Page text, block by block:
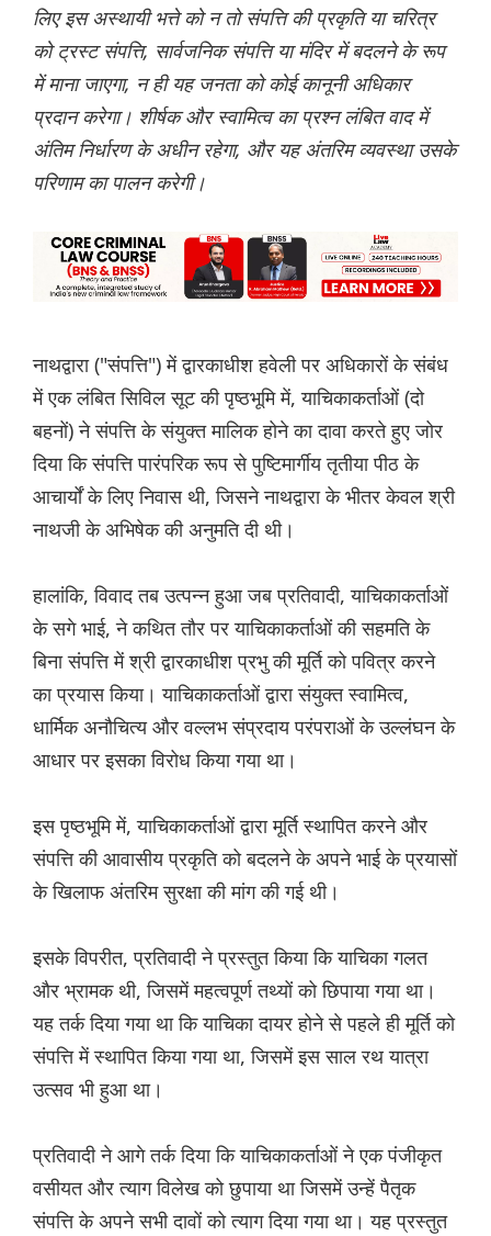
लिए इस अस्थायी भत्ते को न तो संपत्ति की प्रकृति या चरित्र
को ट्रस्ट संपत्ति, सार्वजनिक संपत्ति या मंदिर में बदलने के रूप
में माना जाएगा, न ही यह जनता को कोई कानूनी अधिकार
प्रदान करेगा। शीर्षक और स्वामित्व का प्रश्न लंबित वाद में
अंतिम निर्धारण के अधीन रहेगा, और यह अंतरिम व्यवस्था उसके
परिणाम का पालन करेगी।
नाथद्वारा ("संपत्ति") में द्वारकाधीश हवेली पर अधिकारों के संबंध
में एक लंबित सिविल सूट की पृष्ठभूमि में, याचिकाकर्ताओं (दो
बहनों) ने संपत्ति के संयुक्त मालिक होने का दावा करते हुए जोर
दिया कि संपत्ति पारंपरिक रूप से पुष्टिमार्गीय तृतीया पीठ के
आचार्यों के लिए निवास थी, जिसने नाथद्वारा के भीतर केवल श्री
नाथजी के अभिषेक की अनुमति दी थी।
हालांकि, विवाद तब उत्पन्न हुआ जब प्रतिवादी, याचिकाकर्ताओं
के सगे भाई, ने कथित तौर पर याचिकाकर्ताओं की सहमति के
बिना संपत्ति में श्री द्वारकाधीश प्रभु की मूर्ति को पवित्र करने
का प्रयास किया। याचिकाकर्ताओं द्वारा संयुक्त स्वामित्व,
धार्मिक अनौचित्य और वल्लभ संप्रदाय परंपराओं के उल्लंघन के
आधार पर इसका विरोध किया गया था।
इस पृष्ठभूमि में, याचिकाकर्ताओं द्वारा मूर्ति स्थापित करने और
संपत्ति की आवासीय प्रकृति को बदलने के अपने भाई के प्रयासों
के खिलाफ अंतरिम सुरक्षा की मांग की गई थी।
इसके विपरीत, प्रतिवादी ने प्रस्तुत किया कि याचिका गलत
और भ्रामक थी, जिसमें महत्वपूर्ण तथ्यों को छिपाया गया था।
यह तर्क दिया गया था कि याचिका दायर होने से पहले ही मूर्ति को
संपत्ति में स्थापित किया गया था, जिसमें इस साल रथ यात्रा
उत्सव भी हुआ था।
प्रतिवादी ने आगे तर्क दिया कि याचिकाकर्ताओं ने एक पंजीकृत
वसीयत और त्याग विलेख को छुपाया था जिसमें उन्हें पैतृक
संपत्ति के अपने सभी दावों को त्याग दिया गया था। यह प्रस्तुत